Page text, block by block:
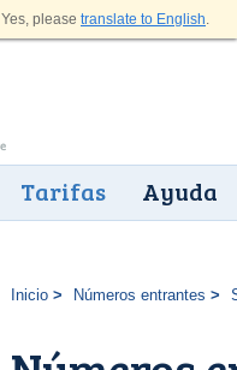
Yes, please translate to English.
Tarifas Ayuda
Inicio Números entrantes